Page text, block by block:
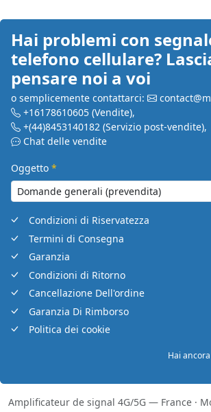
Hai problemi con
telefono cellulare?
pensare noi a voi
o semplicemente contattarci:
+16178610605 (Vendite),
+(44)8453140182 (Servizio post-vendite),
Chat delle vendite
Oggetto *
Condizioni di Riservatezza
Termini di Consegna
Garanzia
Condizioni di Ritorno
Cancellazione Dell'ordine
Garanzia Di Rimborso
Politica dei cookie
Hai
Amplificateur de signal 4G/5G — France ·